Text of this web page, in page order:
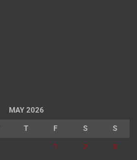
MAY 2026
T F S S
1 2 3